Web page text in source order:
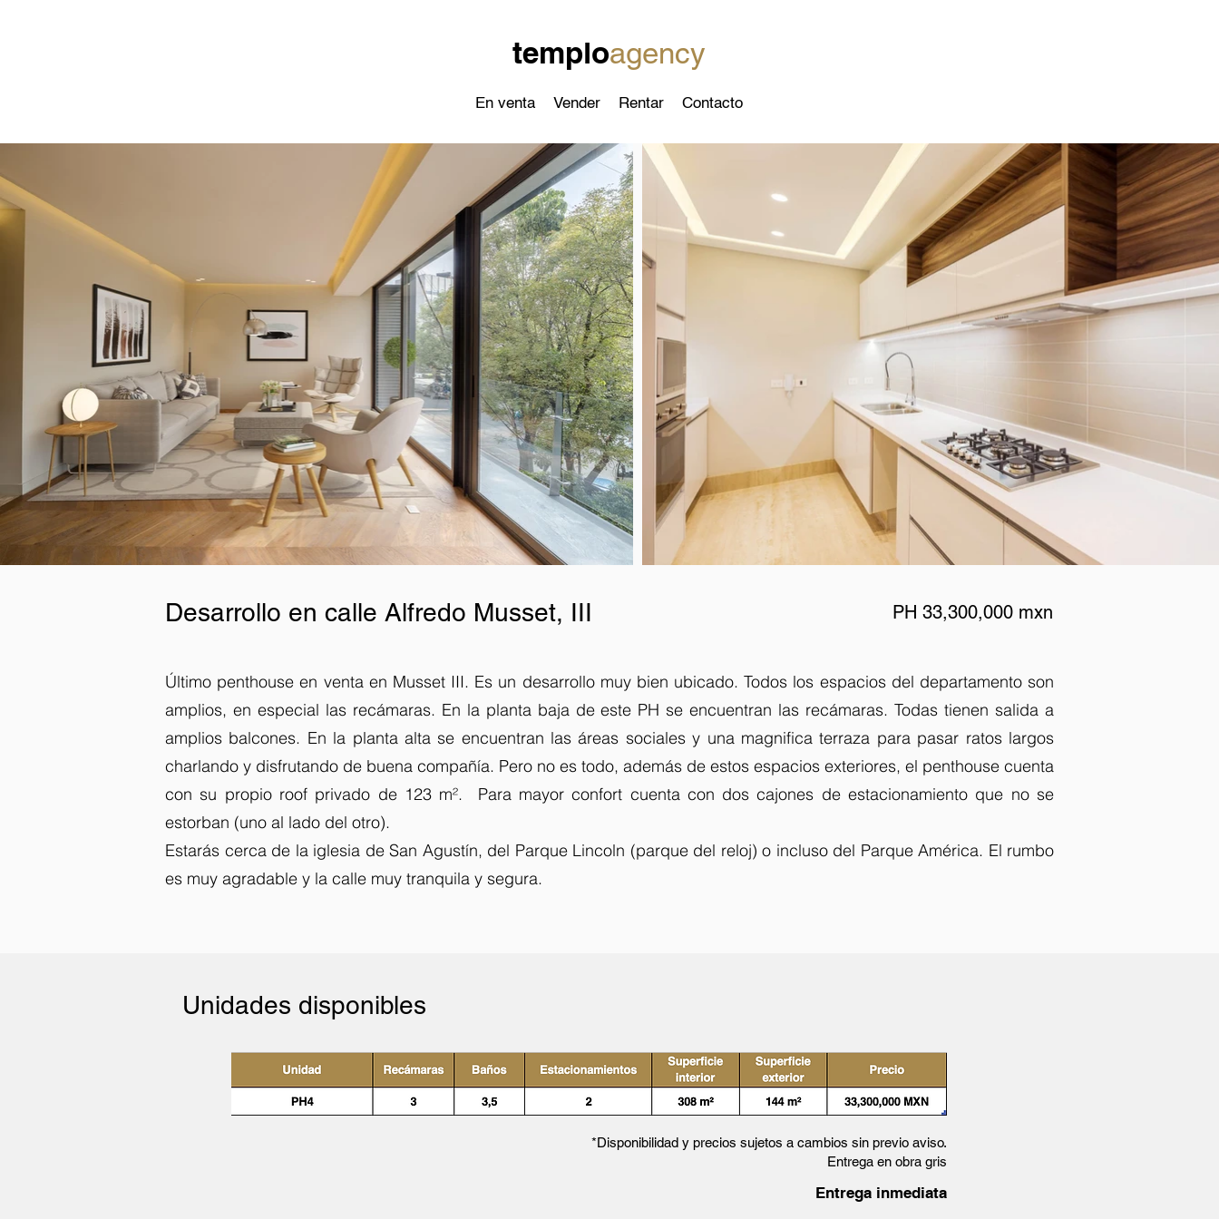
temploagency
En venta Vender Rentar Contacto
Desarrollo en calle Alfredo Musset, III PH 33,300,000 mxn
Último penthouse en venta en Musset III. Es un desarrollo muy bien ubicado. Todos los espacios del departamento son
amplios, en especial las recámaras. En la planta baja de este PH se encuentran las recámaras. Todas tienen salida a
amplios balcones. En la planta alta se encuentran las áreas sociales y una magnifica terraza para pasar ratos largos
charlando y disfrutando de buena compañía. Pero no es todo, además de estos espacios exteriores, el penthouse cuenta
con su propio roof privado de 123 m². Para mayor confort cuenta con dos cajones de estacionamiento que no se
estorban (uno al lado del otro).
Estarás cerca de la iglesia de San Agustín, del Parque Lincoln (parque del reloj) o incluso del Parque América. El rumbo
es muy agradable y la calle muy tranquila y segura.
Unidades disponibles
*Disponibilidad y precios sujetos a cambios sin previo aviso.
Entrega en obra gris
Entrega inmediata